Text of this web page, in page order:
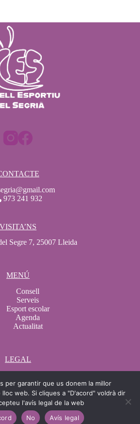
973 241 932
VISITA’NS
Segre 7, 25007 Lleida
MENÚ
Consell
Serveis
Esport escolar
Agenda
Actualitat
LEGAL
de compra
de contractació
de Cookies
de dades
Canal ètic
per garantir que us donem la millor
web. Si cliques a "D'acord" voldrà dir
l'avís legal de la web
No Avís legal